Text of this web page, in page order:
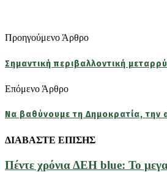
Προηγούμενο Άρθρο
Σημαντική περιβαλλοντική
Επόμενο Άρθρο
Να βαθύνουμε τη Δημοκρατία, την
ΔΙΑΒΑΣΤΕ ΕΠΙΣΗΣ
Πέντε χρόνια ΔΕΗ blue: Το